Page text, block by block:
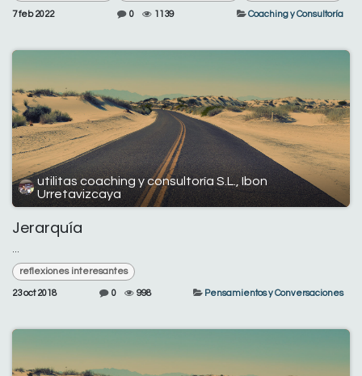
7 feb 2022 0 1139 Coaching y Consultoría
utilitas coaching y consultoría S.L., Ibon
Urretavizcaya
Jerarquía
reflexiones interesantes
23 oct 2018 0 998 Pensamientos y Conversaciones